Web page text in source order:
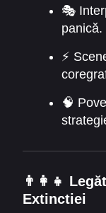
🎭
panică.
⚡
🧠
👨‍👩‍👧
Extinctiei